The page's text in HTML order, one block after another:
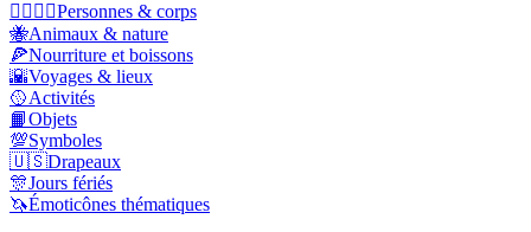
👩‍❤️‍💋‍👨Personnes & corps
🐝Animaux & nature
🍕Nourriture et boissons
🌇Voyages & lieux
🥎Activités
📙Objets
💯Symboles
🇺🇸Drapeaux
🎊Jours fériés
🦄Émoticônes thématiques